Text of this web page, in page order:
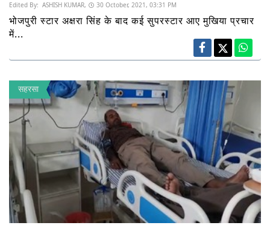
Edited By: ASHISH KUMAR, 30 October, 2021, 03:31 PM
भोजपुरी स्टार अक्षरा सिंह के बाद कई सुपरस्टार आए मुखिया प्रचार
में...
सहरसा